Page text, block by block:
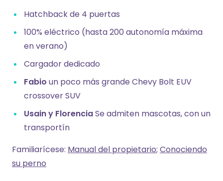
Hatchback de 4 puertas
100% eléctrico (hasta 200 autonomía máxima
en verano)
Cargador dedicado
Fabio un poco más grande Chevy Bolt EUV
crossover SUV
Usain y FlorenciaSe admiten mascotas, con un
transportín
Familiarícese: Manual del propietario; Conociendo
su perno